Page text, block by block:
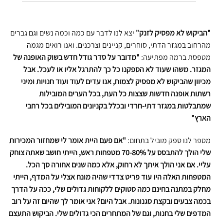
סוגים.
ניתן
לבחור
את
האפשרויות
המוצר
"הביקוש לא מפסיק לזנק" יצא לנו לדבר עם כמה וכמה נשים וגם גברים
מהרחוב במגזר הדתי, סוחרים, קניינים וצרכנים. ואנו רואים מגמה
מטפסת ברמה מפתיעה: "מדובר על סדר גודל חדש בשוק האופנה של
המגזר. משהו שעוד לא הספקנו כל כך להתרגל אליו או לעכל. אבל
מכיוון שהביקוש לא מפסיק לצמוח, אנו עדים לעוד ועוד חנויות ומיני
רשתות אופנה חדשות שצצות כל העת, בכל הערים המובילות
שמתבלטות במגזר דתי-חרדי ובכלל בקניונים המובילים בכל רחבי
הארץ"
מספר לנו ספק מוביל בתחום: "אם פעם היית אומר לי שמחזור המכירות
שלי הולך להתבסס על 70-80% מטפחות ראש, הייתי חושב שאתה צוחק
עליי. אם אני הולך איתך לא רחוק, אלא כמה שנים אחורה סך הכל.
המטפחות האלה היו עוד פריט צדדי שהיה מונח אצלי על המדף, הייתי
מחלק במתנה בחינם כמה סטוקים ללקוחות גדולים שלי, ככה על הדרך
בכמה צבעים ובקצת סגנונות. אבל היום? אני אומר לך שהיום זה על רוב
המדפים שלי בחנות, וגם של המתחרים הכי גדולים שלי. הביקוש התעצם